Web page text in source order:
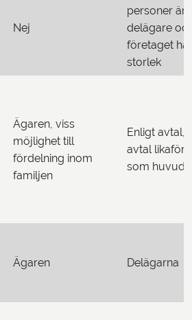
Nej
personer är
delägare
företaget
storlek
Ägaren, viss
möjlighet till
fördelning inom
familjen
Enligt avtal,
avtal
som
Ägaren Delägarna